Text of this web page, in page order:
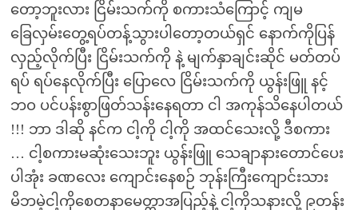
တော့ဘူးလား ငြိမ်းသက်ကို စကားသံကြောင့် ကျမ
ခြေလှမ်းတွေ့ရပ်တန့်သွားပါတော့တယ်ရှင် နောက်ကိုပြန်
လှည့်လိုက်ပြီး ငြိမ်းသက်ကို နဲ့ မျက်နှာချင်းဆိုင် မတ်တပ်
ရပ် ရပ်နေလိုက်ပြီး ပြောလေ ငြိမ်းသက်ကို ယွန်းဖြူ နင့်
ဘဝ ပင်ပန်းစွာဖြတ်သန်းနေရတာ ငါ အကုန်သိနေပါတယ်
!!! ဘာ ဒါဆို နင်က ငါ့ကို ငါ့ကို အထင်သေးလို့ ဒီစကား
… ငါ့စကားမဆုံးသေးဘူး ယွန်းဖြူ သေချာနားတောင်ပေး
ပါအုံး ခဏလေး ကျောင်းနေစဉ် ဘုန်းကြီးကျောင်းသား
မိဘမဲ့ငါ့ကိုစေတနာမေတ္တာအပြည့်နဲ့ ငါ့ကိုသနားလို့ ၉တန်း